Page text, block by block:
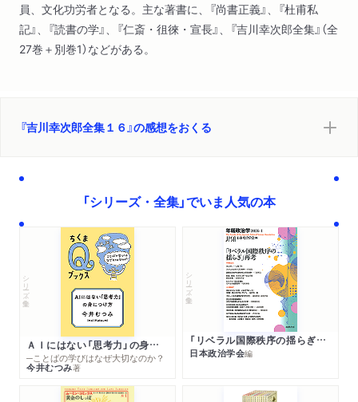
員、文化功労者となる。主な著書に、『尚書正義』、『杜甫私
記』、『読書の学』、『仁斎・徂徠・宣長』、『吉川幸次郎全集』（全
27巻＋別巻1）などがある。
『吉川幸次郎全集１６』の感想をおくる
「シリーズ・全集」でいま人気の本
シリーズ・全集
ＡＩにはない「思考力」の身につけ方
─ことばの学びはなぜ大切なのか？
今井むつみ著
シリーズ・全集
「リベラル国際秩序の揺らぎ」再考 年報政治学２０２６‐Ⅰ
日本政治学会編